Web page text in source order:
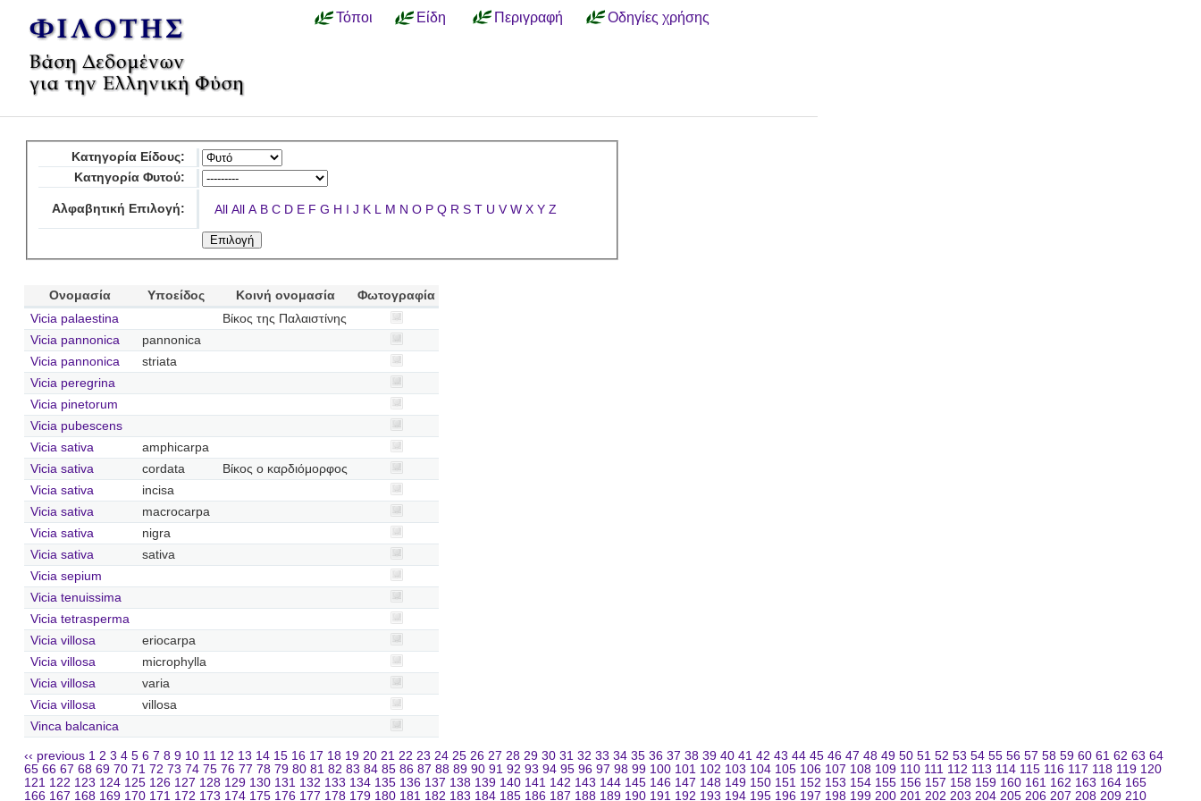
Τόποι Είδη Περιγραφή Οδηγίες χρήσης
Κατηγορία Είδους:
Κατηγορία Φυτού:
Αλφαβητική Επιλογή: All All A B C D E F G H I J K L M N O P Q R S T U V W X Y Z
Ονομασία Υποείδος Κοινή ονομασία
Φωτογραφία
Vicia palaestina
Βίκος της Παλαιστίνης
Vicia pannonica
pannonica
Vicia pannonica
striata
Vicia peregrina
Vicia pinetorum
Vicia pubescens
Vicia sativa
amphicarpa
Vicia sativa
cordata
Βίκος ο καρδιόμορφος
Vicia sativa
incisa
Vicia sativa
macrocarpa
Vicia sativa
nigra
Vicia sativa
sativa
Vicia sepium
Vicia tenuissima
Vicia tetrasperma
Vicia villosa
eriocarpa
Vicia villosa
microphylla
Vicia villosa
varia
Vicia villosa
villosa
Vinca balcanica
‹‹ previous 1 2 3 4 5 6 7 8 9 10 11 12 13 14 15 16 17 18 19 20 21 22 23 24 25 26 27 28 29 30 31 32 33 34 35 36 37 38 39 40 41 42 43 44 45 46 47 48 49 50 51 52 53 54 55 56 57 58 59 60 61 62 63 64
65 66 67 68 69 70 71 72 73 74 75 76 77 78 79 80 81 82 83 84 85 86 87 88 89 90 91 92 93 94 95 96 97 98 99 100 101 102 103 104 105 106 107 108 109 110 111 112 113 114 115 116 117 118 119 120
121 122 123 124 125 126 127 128 129 130 131 132 133 134 135 136 137 138 139 140 141 142 143 144 145 146 147 148 149 150 151 152 153 154 155 156 157 158 159 160 161 162 163 164 165
166 167 168 169 170 171 172 173 174 175 176 177 178 179 180 181 182 183 184 185 186 187 188 189 190 191 192 193 194 195 196 197 198 199 200 201 202 203 204 205 206 207 208 209 210